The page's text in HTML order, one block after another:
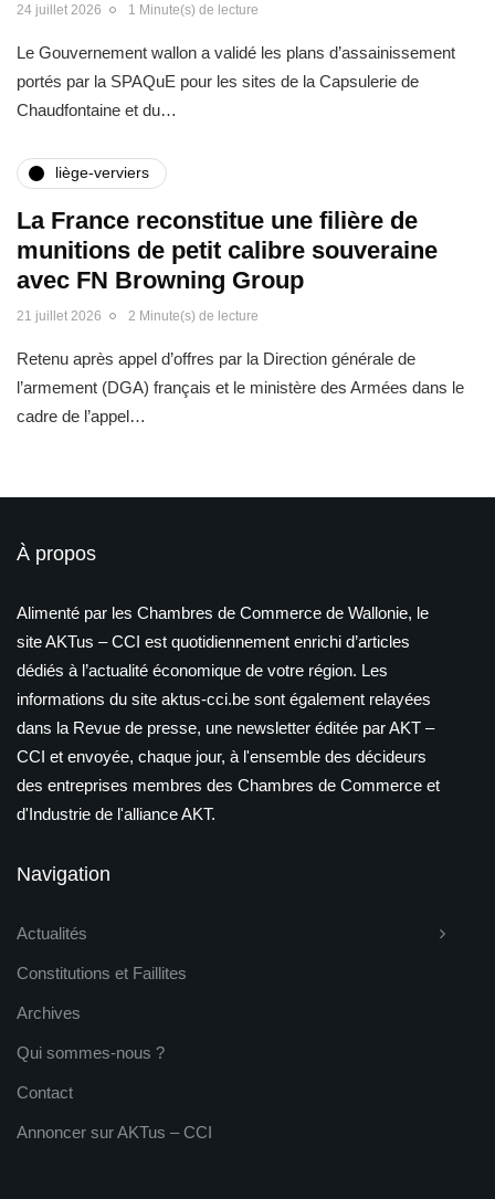
24 juillet 2026 1 Minute(s) de lecture
Le Gouvernement wallon a validé les plans d’assainissement
portés par la SPAQuE pour les sites de la Capsulerie de
Chaudfontaine et du…
liège-verviers
La France reconstitue une filière de
munitions de petit calibre souveraine
avec FN Browning Group
21 juillet 2026 2 Minute(s) de lecture
Retenu après appel d’offres par la Direction générale de
l’armement (DGA) français et le ministère des Armées dans le
cadre de l’appel…
À propos
Alimenté par les Chambres de Commerce de Wallonie, le
site AKTus – CCI est quotidiennement enrichi d’articles
dédiés à l’actualité économique de votre région. Les
informations du site aktus-cci.be sont également relayées
dans la Revue de presse, une newsletter éditée par AKT –
CCI et envoyée, chaque jour, à l'ensemble des décideurs
des entreprises membres des Chambres de Commerce et
d'Industrie de l'alliance AKT.
Navigation
Actualités
Constitutions et Faillites
Archives
Qui sommes-nous ?
Contact
Annoncer sur AKTus – CCI